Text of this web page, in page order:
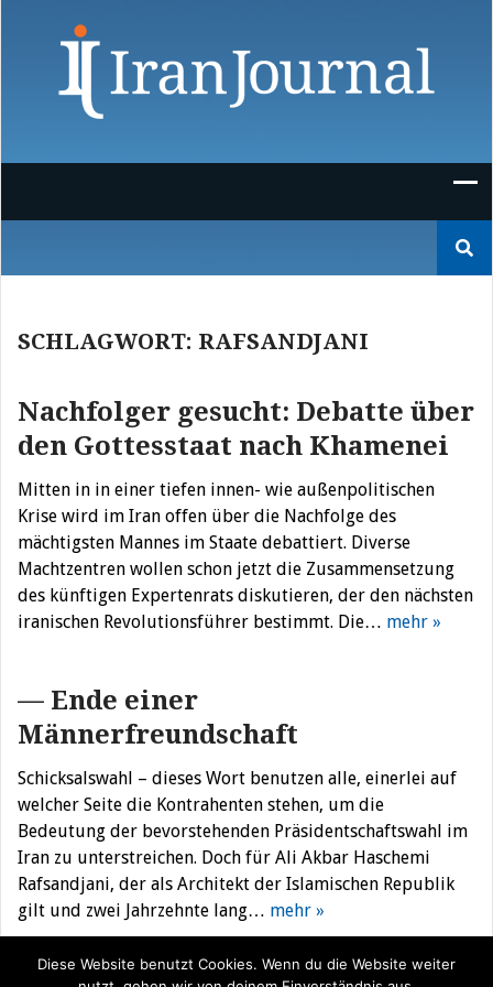
nach:
SCHLAGWORT: RAFSANDJANI
Nachfolger gesucht: Debatte über
den Gottesstaat nach Khamenei
Mitten in in einer tiefen innen- wie außenpolitischen
Krise wird im Iran offen über die Nachfolge des
mächtigsten Mannes im Staate debattiert. Diverse
Machtzentren wollen schon jetzt die Zusammensetzung
des künftigen Expertenrats diskutieren, der den nächsten
iranischen Revolutionsführer bestimmt. Die… mehr »
— Ende einer
Männerfreundschaft
Schicksalswahl – dieses Wort benutzen alle, einerlei auf
welcher Seite die Kontrahenten stehen, um die
Bedeutung der bevorstehenden Präsidentschaftswahl im
Iran zu unterstreichen. Doch für Ali Akbar Haschemi
Rafsandjani, der als Architekt der Islamischen Republik
gilt und zwei Jahrzehnte lang… mehr »
Diese Website benutzt Cookies. Wenn du die Website weiter